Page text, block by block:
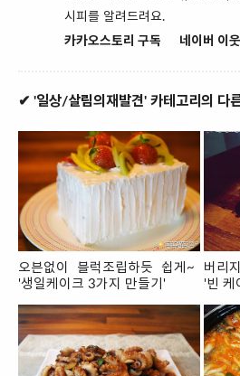
시피를 알려드려요.
카카오스토리 구독
네이버 이
✔ '일상/살림의재발견' 카테고리의 다
오븐없이 블럭조립하듯 쉽게~
'생일케이크 3가지 만들기'
버리
'빈 케